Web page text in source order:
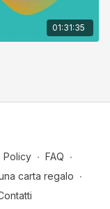
01:31:35
Policy ∙ FAQ ∙
carta regalo ∙